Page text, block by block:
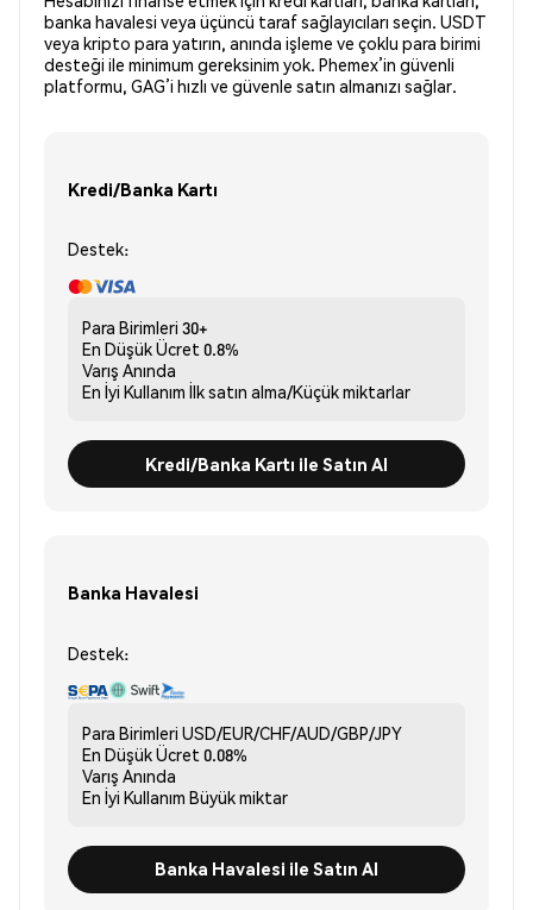
banka havalesi veya üçüncü taraf sağlayıcıları seçin. USDT
veya kripto para yatırın, anında işleme ve çoklu para birimi
desteği ile minimum gereksinim yok. Phemex’in güvenli
platformu, GAG’i hızlı ve güvenle satın almanızı sağlar.
Kredi/Banka Kartı
Destek:
Para Birimleri 30+
En Düşük Ücret 0.8%
Varış Anında
En İyi Kullanım İlk satın alma/Küçük miktarlar
Kredi/Banka Kartı ile Satın Al
Banka Havalesi
Destek:
Para Birimleri USD/EUR/CHF/AUD/GBP/JPY
En Düşük Ücret 0.08%
Varış Anında
En İyi Kullanım Büyük miktar
Banka Havalesi ile Satın Al